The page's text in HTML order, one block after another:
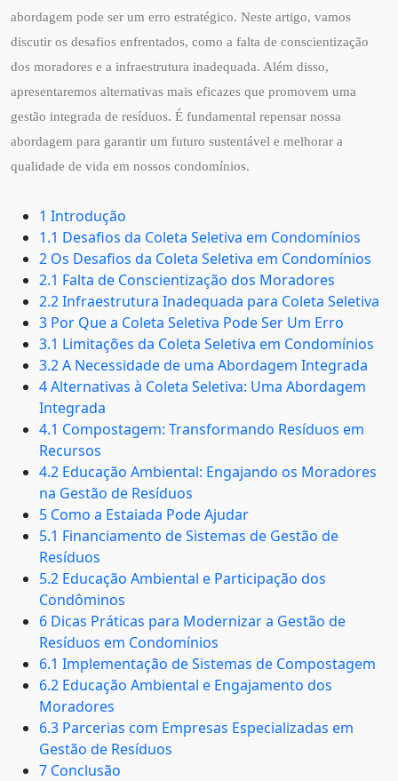
abordagem pode ser um erro estratégico. Neste artigo, vamos
discutir os desafios enfrentados, como a falta de conscientização
dos moradores e a infraestrutura inadequada. Além disso,
apresentaremos alternativas mais eficazes que promovem uma
gestão integrada de resíduos. É fundamental repensar nossa
abordagem para garantir um futuro sustentável e melhorar a
qualidade de vida em nossos condomínios.
1 Introdução
1.1 Desafios da Coleta Seletiva em Condomínios
2 Os Desafios da Coleta Seletiva em Condomínios
2.1 Falta de Conscientização dos Moradores
2.2 Infraestrutura Inadequada para Coleta Seletiva
3 Por Que a Coleta Seletiva Pode Ser Um Erro
3.1 Limitações da Coleta Seletiva em Condomínios
3.2 A Necessidade de uma Abordagem Integrada
4 Alternativas à Coleta Seletiva: Uma Abordagem
Integrada
4.1 Compostagem: Transformando Resíduos em
Recursos
4.2 Educação Ambiental: Engajando os Moradores
na Gestão de Resíduos
5 Como a Estaiada Pode Ajudar
5.1 Financiamento de Sistemas de Gestão de
Resíduos
5.2 Educação Ambiental e Participação dos
Condôminos
6 Dicas Práticas para Modernizar a Gestão de
Resíduos em Condomínios
6.1 Implementação de Sistemas de Compostagem
6.2 Educação Ambiental e Engajamento dos
Moradores
6.3 Parcerias com Empresas Especializadas em
Gestão de Resíduos
7 Conclusão